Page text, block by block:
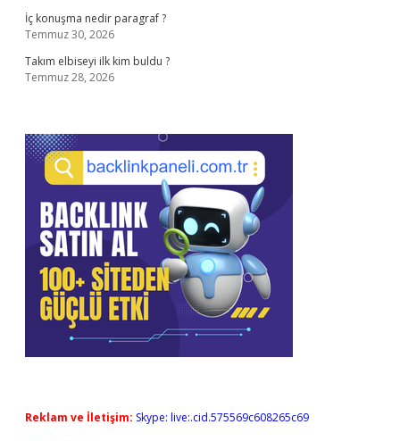
İç konuşma nedir paragraf ?
Temmuz 30, 2026
Takım elbiseyi ilk kim buldu ?
Temmuz 28, 2026
Reklam ve İletişim: Skype: live:.cid.575569c608265c69